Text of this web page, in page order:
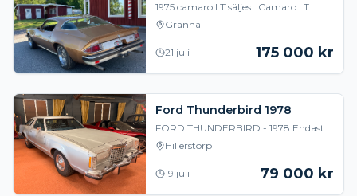
1975 camaro LT säljes.. Camaro LT
(Luxury Touring) med 350 motor och
350 låda. Svensksåld med omfattande
dokumentation
Gränna
21 juli 175 000 kr
Ford Thunderbird 1978
FORD THUNDERBIRD - 1978 Endast
12515 väldokumenterade mil. 79.000kr
Från 853kr/mån Motor: 5.8 V8
Växellåda: Selectshi
Hillerstorp
19 juli 79 000 kr